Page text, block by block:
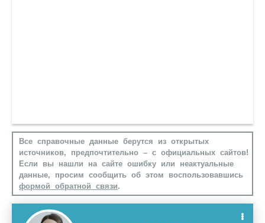
Все справочные данные берутся из открытых
источников, предпочтительно – с официальных сайтов!
Если вы нашли на сайте ошибку или неактуальные
данные, просим сообщить об этом воспользовавшись
формой обратной связи.